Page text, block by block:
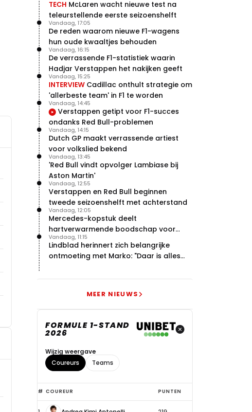
TECH McLaren wacht nieuwe test na
teleurstellende eerste seizoenshelft
De reden waarom nieuwe F1-wagens
hun oude kwaaltjes behouden
Vandaag, 17:05
De verrassende F1-statistiek waarin
Hadjar Verstappen het nakijken geeft
Vandaag, 16:15
INTERVIEW Cadillac onthult strategie om
'allerbeste team' in F1 te worden
Vandaag, 15:25
Verstappen getipt voor F1-succes
ondanks Red Bull-problemen
Vandaag, 14:45
Dutch GP maakt verrassende artiest
voor volkslied bekend
Vandaag, 14:15
'Red Bull vindt opvolger Lambiase bij
Aston Martin'
Vandaag, 13:45
Verstappen en Red Bull beginnen
tweede seizoenshelft met achterstand
Vandaag, 12:55
Mercedes-kopstuk deelt
hartverwarmende boodschap voor
overstap naar Red Bull
Vandaag, 12:05
Lindblad herinnert zich belangrijke
ontmoeting met Marko: "Daar is alles
Vandaag, 11:15
MEER NIEUWS
FORMULE 1-STAND
2026
Wijzig weergave
Coureurs
Teams
Top
6
# COUREUR PUNTEN